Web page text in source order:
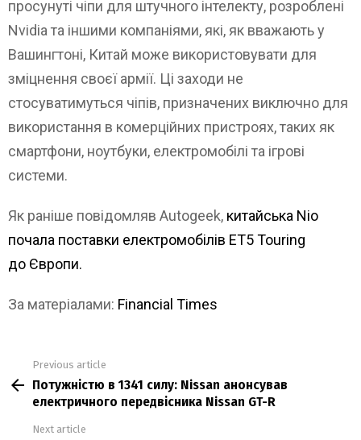
просунуті чіпи для штучного інтелекту, розроблені
Nvidia та іншими компаніями, які, як вважають у
Вашингтоні, Китай може використовувати для
зміцнення своєї армії. Ці заходи не
стосуватимуться чіпів, призначених виключно для
використання в комерційних пристроях, таких як
смартфони, ноутбуки, електромобілі та ігрові
системи.
Як раніше повідомляв Autogeek, китайська Nio
почала поставки електромобілів ET5 Touring
до Європи.
За матеріалами: Financial Times
more
Previous article
Потужністю в 1341 силу: Nissan анонсував
електричного передвісника Nissan GT-R
Next article